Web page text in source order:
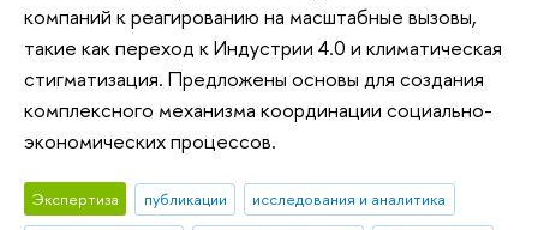
компаний к реагированию на масштабные вызовы,
такие как переход к Индустрии 4.0 и климатическая
стигматизация. Предложены основы для создания
комплексного механизма координации социально-
экономических процессов.
Экспертиза публикации
исследования и аналитика